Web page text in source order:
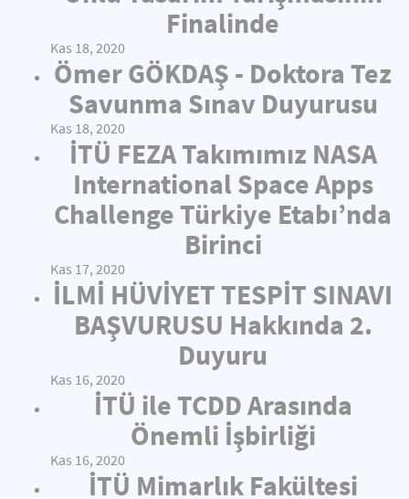
Finalinde
Kas 18, 2020
Ömer GÖKDAŞ - Doktora Tez
Savunma Sınav Duyurusu
Kas 18, 2020
İTÜ FEZA Takımımız NASA
International Space Apps
Challenge Türkiye Etabı’nda
Birinci
Kas 17, 2020
İLMİ HÜVİYET TESPİT SINAVI
BAŞVURUSU Hakkında 2.
Duyuru
Kas 16, 2020
İTÜ ile TCDD Arasında
Önemli İşbirliği
Kas 16, 2020
İTÜ Mimarlık Fakültesi